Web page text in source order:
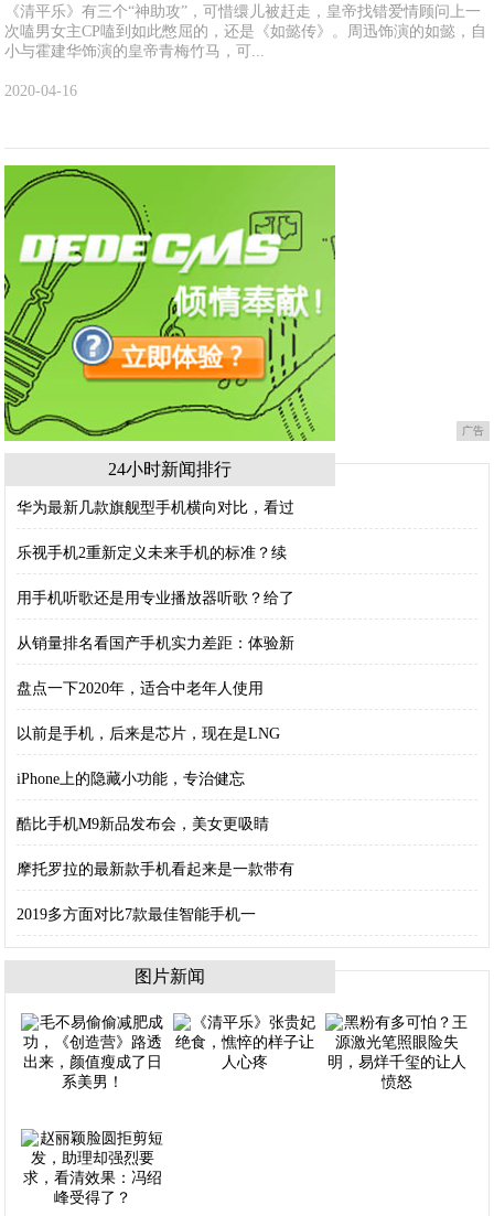
《清平乐》有三个“神助攻”，可惜缳儿被赶走，皇帝找错爱情顾问上一
次嗑男女主CP嗑到如此憋屈的，还是《如懿传》。周迅饰演的如懿，自
小与霍建华饰演的皇帝青梅竹马，可...
2020-04-16
广告
24小时新闻排行
华为最新几款旗舰型手机横向对比，看过
乐视手机2重新定义未来手机的标准？续
用手机听歌还是用专业播放器听歌？给了
从销量排名看国产手机实力差距：体验新
盘点一下2020年，适合中老年人使用
以前是手机，后来是芯片，现在是LNG
iPhone上的隐藏小功能，专治健忘
酷比手机M9新品发布会，美女更吸睛
摩托罗拉的最新款手机看起来是一款带有
2019多方面对比7款最佳智能手机一
图片新闻